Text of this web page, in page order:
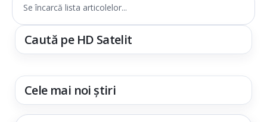
Se încarcă lista articolelor...
Caută pe HD Satelit
Cele mai noi știri